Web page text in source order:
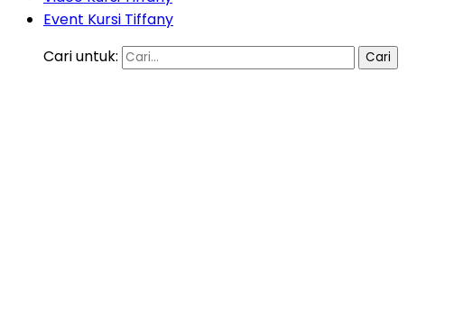
Event Kursi Tiffany
Cari untuk: